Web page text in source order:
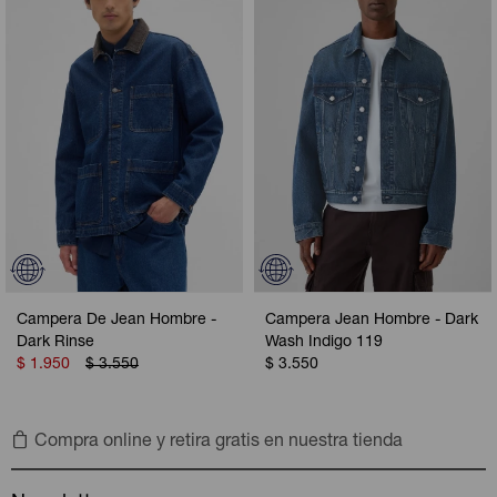
Campera De Jean Hombre -
Dark Rinse
$ 1.950 $ 3.550
Campera Jean Hombre - Dark
Wash Indigo 119
$ 3.550
Compra online y retira gratis en nuestra tienda